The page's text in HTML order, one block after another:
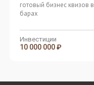
готовый бизнес квизов в
барах
Инвестиции
10 000 000 ₽